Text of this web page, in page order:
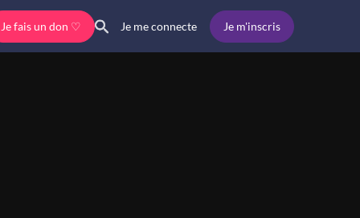
Je fais un don ♡ Je me connecte Je m'inscris